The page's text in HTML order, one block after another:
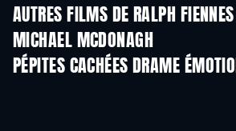
AUTRES FILMS DE RALPH
MICHAEL MCDONAGH
PÉPITES CACHÉES DRAME